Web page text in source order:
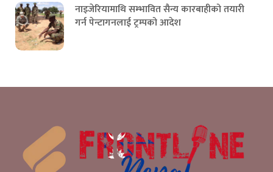
नाइजेरियामाथि सम्भावित सैन्य कारबाहीको तयारी
गर्न पेन्टागनलाई ट्रम्पको आदेश